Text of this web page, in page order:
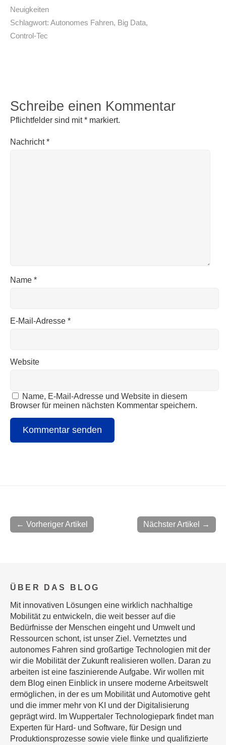
Neuigkeiten
Schlagwort: Autonomes Fahren, Big Data,
Control-Tec
Schreibe einen Kommentar
Pflichtfelder sind mit* markiert.
Nachricht*
Name *
E-Mail-Adresse *
Website
Name, E-Mail-Adresse und Website in diesem
Browser für meinen nächsten Kommentar speichern.
Nächster Artikel →
← Vorheriger Artikel
ÜBER DAS BLOG
Mit innovativen Lösungen eine wirklich nachhaltige
Mobilität zu entwickeln, die weit besser auf die
Bedürfnisse der Menschen eingeht und Umwelt und
Ressourcen schont, ist unser Ziel. Vernetztes und
autonomes Fahren sind großartige Technologien mit der
wir die Mobilität der Zukunft realisieren wollen. Daran zu
arbeiten ist eine faszinierende Aufgabe. Wir wollen mit
dem Blog einen Einblick in unsere moderne Arbeitswelt
ermöglichen, in der es um Mobilität und Automotive geht
und die immer mehr von KI und der Digitalisierung
geprägt wird. Im Wuppertaler Technologiepark findet man
Experten für Hard- und Software, für Design und
Produktionsprozesse sowie viele flinke und qualifizierte